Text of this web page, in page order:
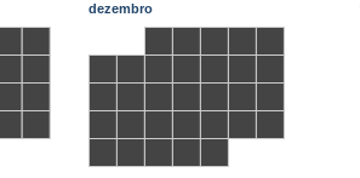
dezembro